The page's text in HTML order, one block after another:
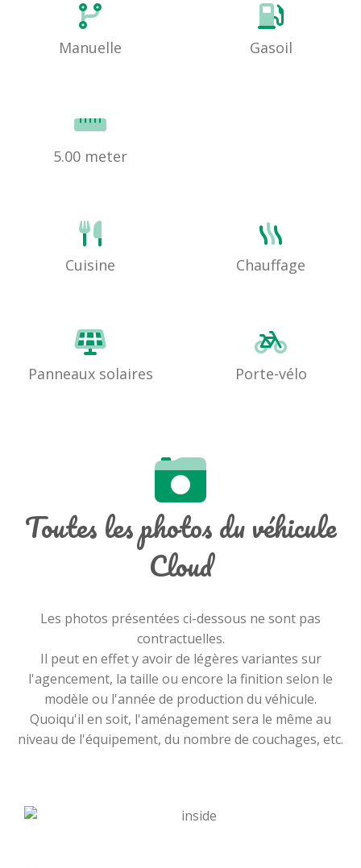
Manuelle Gasoil
5.00 meter
Cuisine Chauffage
Panneaux solaires Porte-vélo
Toutes les photos du véhicule
Cloud
Les photos présentées ci-dessous ne sont pas
contractuelles.
Il peut en effet y avoir de légères variantes sur
l'agencement, la taille ou encore la finition selon le
modèle ou l'année de production du véhicule.
Quoiqu'il en soit, l'aménagement sera le même au
niveau de l'équipement, du nombre de couchages, etc.